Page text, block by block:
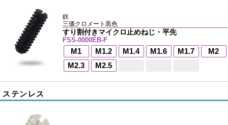
鉄
三価クロメート黒色
すり割付きマイクロ止めねじ・平先
FSS-0000EB-F
M1 M1.2 M1.4 M1.6 M1.7
M2
M2.3
M2.5
ステンレス